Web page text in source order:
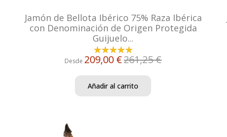
Jamón de Bellota Ibérico 75% Raza Ibérica
con Denominación de Origen Protegida
Guijuelo...
Desde 209,00 €261,25 €
Añadir al carrito